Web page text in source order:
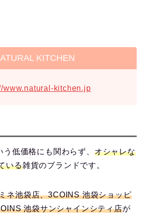
KITCHEN
www.natural-kitchen.jp
低価格にも関わらず、 オシャレな
いる雑貨のブランドです。
ネ池袋店、3COINS 池袋ショッピ
池袋サンシャインシティ店が